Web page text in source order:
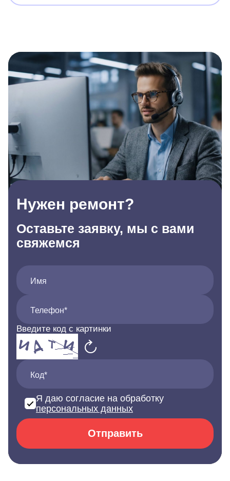
Нужен ремонт?
Оставьте заявку, мы с вами
свяжемся
Имя
Телефон*
Введите код с картинки
Код*
Я даю согласие на обработку
персональных данных
Отправить